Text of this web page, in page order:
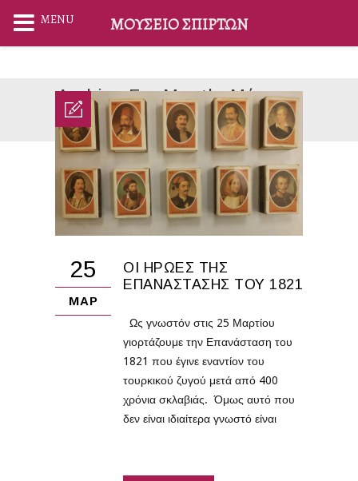
Archive For Month: Μάρτιος
Home 2022 Μάρτιος
25
ΜΑΡ
ΟΙ ΉΡΩΕΣ ΤΗΣ
ΕΠΑΝΆΣΤΑΣΗΣ ΤΟΥ 1821
Ως γνωστόν στις 25 Μαρτίου
γιορτάζουμε την Επανάσταση του
1821 που έγινε εναντίον του
τουρκικού ζυγού μετά από 400
χρόνια σκλαβιάς. Όμως αυτό που
δεν είναι ιδιαίτερα γνωστό είναι
MENU ΜΟΥΣΕΊΟ ΣΠΊΡΤΩΝ